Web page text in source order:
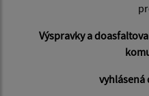
Výspravky a
vyhlásená